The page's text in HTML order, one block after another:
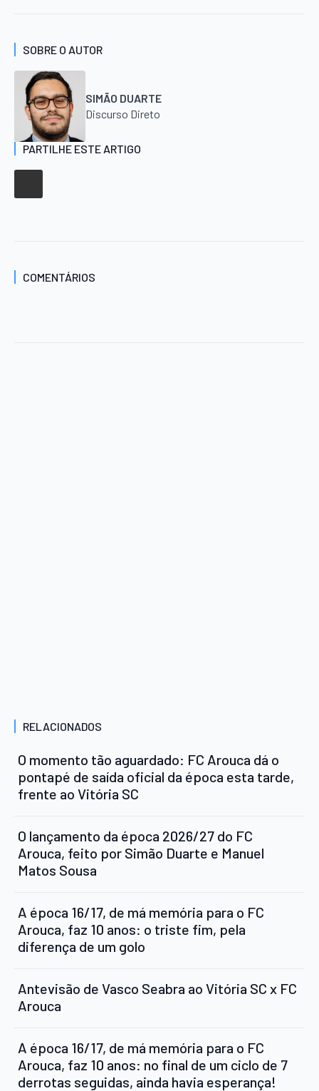
SOBRE O AUTOR
SIMÃO DUARTE
Discurso Direto
PARTILHE ESTE ARTIGO
COMENTÁRIOS
RELACIONADOS
O momento tão aguardado: FC Arouca dá o
pontapé de saída oficial da época esta tarde,
frente ao Vitória SC
O lançamento da época 2026/27 do FC
Arouca, feito por Simão Duarte e Manuel
Matos Sousa
A época 16/17, de má memória para o FC
Arouca, faz 10 anos: o triste fim, pela
diferença de um golo
Antevisão de Vasco Seabra ao Vitória SC x FC
Arouca
A época 16/17, de má memória para o FC
Arouca, faz 10 anos: no final de um ciclo de 7
derrotas seguidas, ainda havia esperança!